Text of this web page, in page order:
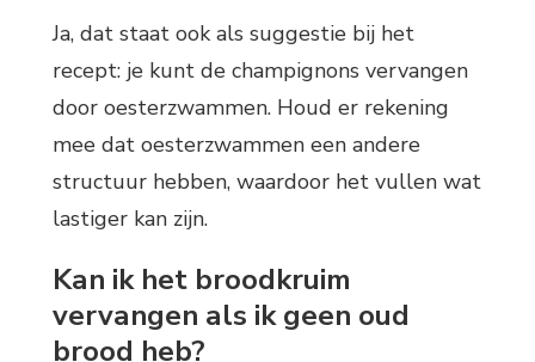
Ja, dat staat ook als suggestie bij het
recept: je kunt de champignons vervangen
door oesterzwammen. Houd er rekening
mee dat oesterzwammen een andere
structuur hebben, waardoor het vullen wat
lastiger kan zijn.
Kan ik het broodkruim
vervangen als ik geen oud
brood heb?